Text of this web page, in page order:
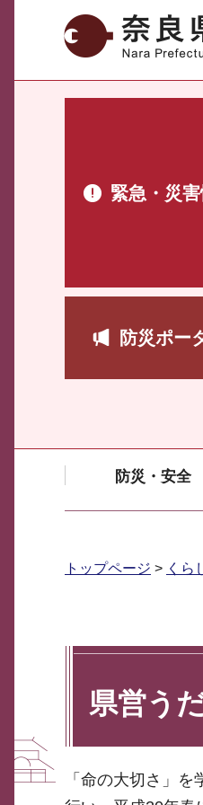
奈良県
緊急・災
防災ポー
防災・安全
トップページ > くら
県営う
「命の大切さ」